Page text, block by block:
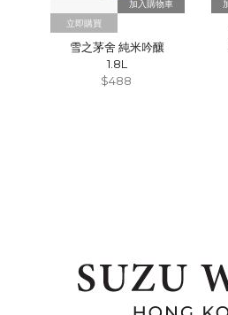
立即購買
雪之茅舍 純米吟釀
1.8L
$488